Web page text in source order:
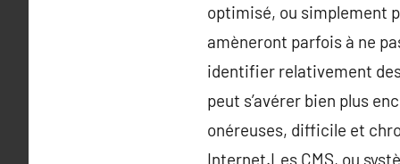
optimisé, ou simplement
amèneront parfois à ne
identifier relativement
peut s’avérer bien plus
onéreuses, difficile et
Internet.Les CMS, ou